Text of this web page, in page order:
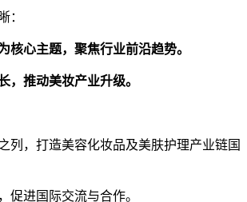
：
核心主题，聚焦行业前沿趋势。
，推动美妆产业升级。
列，打造美容化妆品及美肤护理产业链国
促进国际交流与合作。